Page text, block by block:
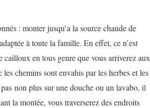
: monter jusqu’a la source chaude de
à toute la famille. En effet, ce n’est
cailloux en tous genre que vous arriverez aux
chemins sont envahis par les herbes et les
non plus sur une douche ou un lavabo, il
la montée, vous traverserez des endroits